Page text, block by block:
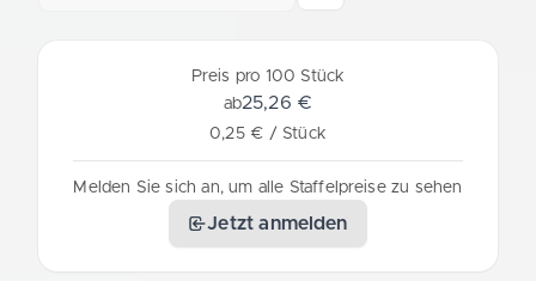
Preis pro 100 Stück
ab25,26 €
0,25 € / Stück
Melden Sie sich an, um alle Staffelpreise zu sehen
Jetzt anmelden